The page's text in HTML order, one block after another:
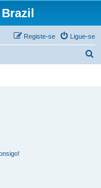
Ligue-se
Registe-se